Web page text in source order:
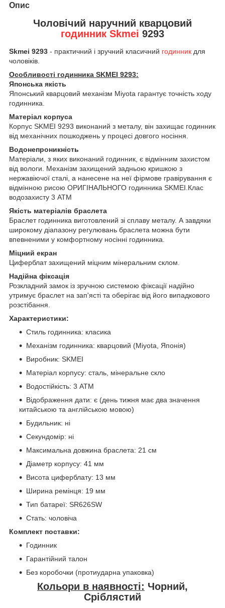
Опис
Чоловічий наручний кварцовий
годинник Skmei 9293
Skmei 9293 - практичний і зручний класичний годинник для
чоловіків.
Особливості годинника SKMEI 9293:
Японська якість
Японський кварцовий механізм Miyota гарантує точність ходу
годинника.
Матеріал корпуса
Корпус SKMEI 9293 виконаний з металу, він захищає годинник
від механічних пошкоджень у процесі довгого носіння.
Водонепроникність
Матеріали, з яких виконаний годинник, є відмінним захистом
від вологи. Механізм захищений задньою кришкою з
нержавіючої сталі, а нанесене на неї фірмове гравірування є
відмінною рисою ОРИГІНАЛЬНОГО годинника SKMEI.Клас
водозахисту 3 АТМ
Якість матеріалів браслета
Браслет годинника виготовлений зі сплаву металу. А завдяки
широкому діапазону регулювань браслета можна бути
впевненими у комфортному носінні годинника.
Міцний екран
Циферблат захищений міцним мінеральним склом.
Надійна фіксація
Розкладний замок із зручною системою фіксації надійно
утримує браслет на зап'ясті та оберігає від його випадкового
розстібання.
Характеристики:
Стиль годинника: класика
Механізм годинника: кварцовий (Miyota, Японія)
Виробник: SKMEI
Матеріал корпусу: сталь, мінеральне скло
Водостійкість: 3 АТМ
Відображення дати: є (день тижня має два значення
китайською та англійською мовою)
Будильник: ні
Секундомір: ні
Максимальна довжина браслета: 21 см
Діаметр корпусу: 41 мм
Висота циферблату: 13 мм
Ширина ремінця: 19 мм
Тип батареї: SR626SW
Стать: чоловіча
Комплект поставки:
Годинник
Гарантійний талон
Без коробочки (протиударна упаковка)
Кольори в наявності: Чорний,
Сріблястий